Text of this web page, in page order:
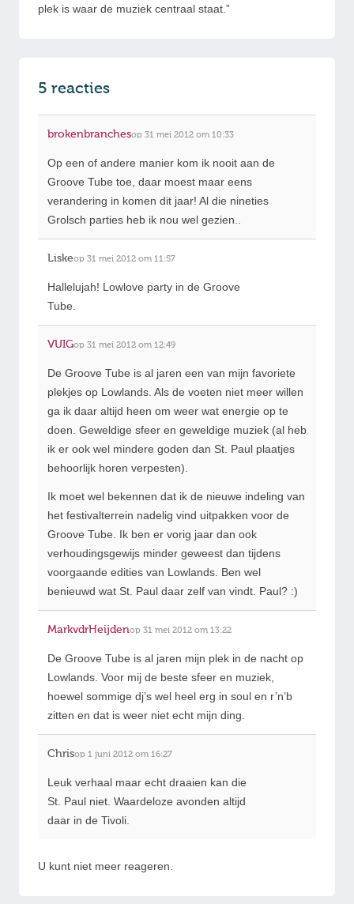
plek is waar de muziek centraal staat.”
5 reacties
brokenbranchesop 31 mei 2012 om 10:33
Op een of andere manier kom ik nooit aan de
Groove Tube toe, daar moest maar eens
verandering in komen dit jaar! Al die nineties
Grolsch parties heb ik nou wel gezien..
Liskeop 31 mei 2012 om 11:57
Hallelujah! Lowlove party in de Groove
Tube.
VUIGop 31 mei 2012 om 12:49
De Groove Tube is al jaren een van mijn favoriete
plekjes op Lowlands. Als de voeten niet meer willen
ga ik daar altijd heen om weer wat energie op te
doen. Geweldige sfeer en geweldige muziek (al heb
ik er ook wel mindere goden dan St. Paul plaatjes
behoorlijk horen verpesten).
Ik moet wel bekennen dat ik de nieuwe indeling van
het festivalterrein nadelig vind uitpakken voor de
Groove Tube. Ik ben er vorig jaar dan ook
verhoudingsgewijs minder geweest dan tijdens
voorgaande edities van Lowlands. Ben wel
benieuwd wat St. Paul daar zelf van vindt. Paul? :)
MarkvdrHeijdenop 31 mei 2012 om 13:22
De Groove Tube is al jaren mijn plek in de nacht op
Lowlands. Voor mij de beste sfeer en muziek,
hoewel sommige dj’s wel heel erg in soul en r’n’b
zitten en dat is weer niet echt mijn ding.
Chrisop 1 juni 2012 om 16:27
Leuk verhaal maar echt draaien kan die
St. Paul niet. Waardeloze avonden altijd
daar in de Tivoli.
U kunt niet meer reageren.